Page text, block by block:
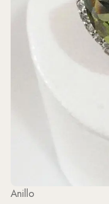
Anillo